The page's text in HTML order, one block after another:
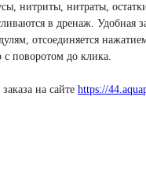
нитриты, нитраты,
в дренаж. Удобная
отсоединяется
с поворотом до клика.
на сайте https://